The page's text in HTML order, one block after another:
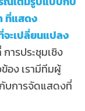
ที่แสดง
จะเปลี่ยนแปลง
ารประชุมเชิง
อง เรามีทีมผู้
บการจัดแสดงที่